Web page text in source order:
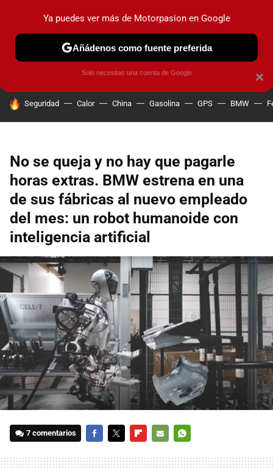
PRUEBAS COCHES ELÉCTRICOS OBSERVATORIO
HOY SE HABLA DE
Seguridad Calor China Gasolina GPS BMW
No se queja y no hay que pagarle
horas extras. BMW estrena en una
de sus fábricas al nuevo empleado
del mes: un robot humanoide con
inteligencia artificial
7 comentarios
×
Ya puedes ver más de Motorpasion en Google
Añádenos como fuente preferida
Solo necesitas una cuenta de Google